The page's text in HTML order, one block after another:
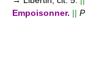
Empoisonner. ||